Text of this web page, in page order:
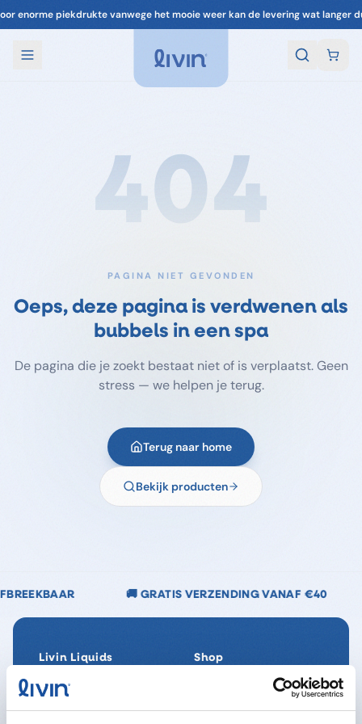
enorme piekdrukte vanwege het mooie weer kan de levering wat langer
404
PAGINA NIET GEVONDEN
Oeps, deze pagina is verdwenen als
bubbels in een spa
De pagina die je zoekt bestaat niet of is verplaatst. Geen
stress — we helpen je terug.
Terug naar home
Bekijk producten
🚚 GRATIS VERZENDING VANAF €40 🌿
Livin Liquids
Ons verhaal
Onze Impact
Shop
SpaReady